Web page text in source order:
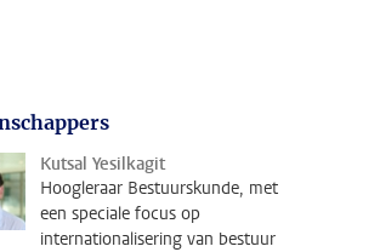
Kutsal Yesilkagit
Hoogleraar Bestuurskunde, met
een speciale focus op
internationalisering van bestuur